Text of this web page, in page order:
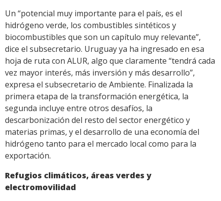
Un “potencial muy importante para el país, es el
hidrógeno verde, los combustibles sintéticos y
biocombustibles que son un capítulo muy relevante”,
dice el subsecretario. Uruguay ya ha ingresado en esa
hoja de ruta con ALUR, algo que claramente “tendrá cada
vez mayor interés, más inversión y más desarrollo”,
expresa el subsecretario de Ambiente. Finalizada la
primera etapa de la transformación energética, la
segunda incluye entre otros desafíos, la
descarbonización del resto del sector energético y
materias primas, y el desarrollo de una economía del
hidrógeno tanto para el mercado local como para la
exportación.
Refugios climáticos, áreas verdes y
electromovilidad